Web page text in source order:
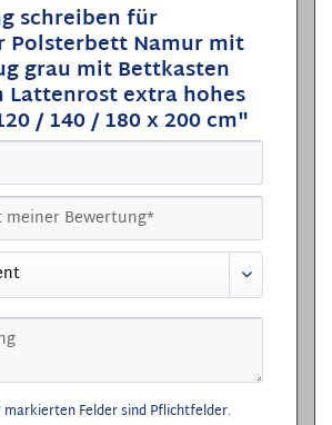
schreiben für
Polsterbett Namur mit
grau mit Bettkasten
Lattenrost extra hohes
/ 140 / 180 x 200 cm"
Felder sind Pflichtfelder.